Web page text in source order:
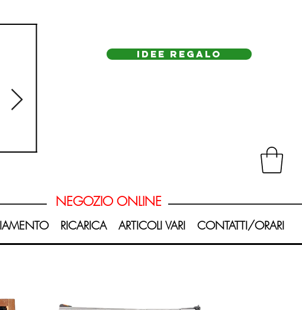
20251008_181047-Photoroom.png
IDEE REGAlo
NEGOZIO ONLINE
RICARICA ARTICOLI VARI CONTATTI/ORARI